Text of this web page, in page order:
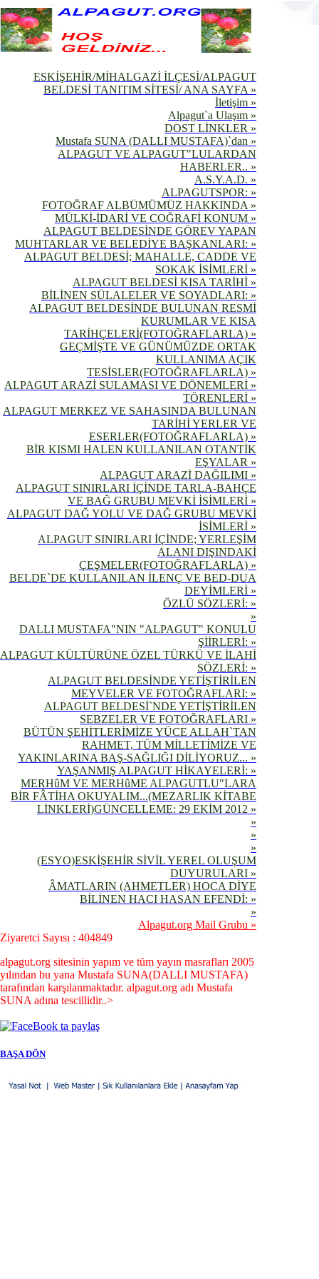
ESKİŞEHİR/MİHALGAZİ İLÇESİ/ALPAGUT
BELDESİ TANITIM SİTESİ/ ANA SAYFA »
İletişim »
Alpagut`a Ulaşım »
DOST LİNKLER »
Mustafa SUNA (DALLI MUSTAFA)`dan »
ALPAGUT VE ALPAGUT"LULARDAN
HABERLER.. »
A.S.Y.A.D. »
ALPAGUTSPOR: »
FOTOĞRAF ALBÜMÜMÜZ HAKKINDA »
MÜLKİ-İDARİ VE COĞRAFİ KONUM »
ALPAGUT BELDESİNDE GÖREV YAPAN
MUHTARLAR VE BELEDİYE BAŞKANLARI: »
ALPAGUT BELDESİ; MAHALLE, CADDE VE
SOKAK İSİMLERİ »
ALPAGUT BELDESİ KISA TARİHİ »
BİLİNEN SÜLALELER VE SOYADLARI: »
ALPAGUT BELDESİNDE BULUNAN RESMİ
KURUMLAR VE KISA
TARİHÇELERİ(FOTOĞRAFLARLA) »
GEÇMİŞTE VE GÜNÜMÜZDE ORTAK
KULLANIMA AÇIK
TESİSLER(FOTOĞRAFLARLA) »
ALPAGUT ARAZİ SULAMASI VE DÖNEMLERİ »
TÖRENLERİ »
ALPAGUT MERKEZ VE SAHASINDA BULUNAN
TARİHİ YERLER VE
ESERLER(FOTOĞRAFLARLA) »
BİR KISMI HALEN KULLANILAN OTANTİK
EŞYALAR »
ALPAGUT ARAZİ DAĞILIMI »
ALPAGUT SINIRLARI İÇİNDE TARLA-BAHÇE
VE BAĞ GRUBU MEVKİ İSİMLERİ »
ALPAGUT DAĞ YOLU VE DAĞ GRUBU MEVKİ
İSİMLERİ »
ALPAGUT SINIRLARI İÇİNDE; YERLEŞİM
ALANI DIŞINDAKİ
ÇEŞMELER(FOTOĞRAFLARLA) »
BELDE`DE KULLANILAN İLENÇ VE BED-DUA
DEYİMLERİ »
ÖZLÜ SÖZLERİ: »
»
DALLI MUSTAFA"NIN "ALPAGUT" KONULU
ŞİİRLERİ: »
ALPAGUT KÜLTÜRÜNE ÖZEL TÜRKÜ VE İLAHİ
SÖZLERİ: »
ALPAGUT BELDESİNDE YETİŞTİRİLEN
MEYVELER VE FOTOĞRAFLARI: »
ALPAGUT BELDESİ`NDE YETİŞTİRİLEN
SEBZELER VE FOTOĞRAFLARI »
BÜTÜN ŞEHİTLERİMİZE YÜCE ALLAH`TAN
RAHMET, TÜM MİLLETİMİZE VE
YAKINLARINA BAŞ-SAĞLIĞI DİLİYORUZ... »
YAŞANMIŞ ALPAGUT HİKAYELERİ: »
MERHûM VE MERHûME ALPAGUTLU"LARA
BİR FÂTİHA OKUYALIM...(MEZARLIK KİTABE
LİNKLERİ)GÜNCELLEME: 29 EKİM 2012 »
»
»
»
(ESYO)ESKİŞEHİR SİVİL YEREL OLUŞUM
DUYURULARI »
ÂMATLARIN (AHMETLER) HOCA DİYE
BİLİNEN HACI HASAN EFENDİ: »
»
Alpagut.org Mail Grubu »
Ziyaretci Sayısı : 404849
alpagut.org sitesinin yapım ve tüm yayın masrafları 2005
yılından bu yana Mustafa SUNA(DALLI MUSTAFA)
tarafından karşılanmaktadır. alpagut.org adı Mustafa
SUNA adına tescillidir..>
BAŞA DÖN